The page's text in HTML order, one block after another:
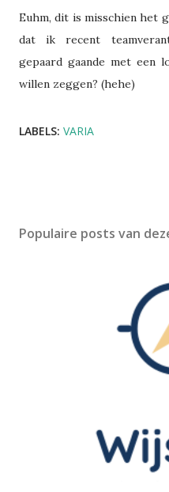
Euhm, dit is misschien het
dat ik recent
gepaard gaande met een
willen zeggen? (hehe)
LABELS: VARIA
Populaire posts van